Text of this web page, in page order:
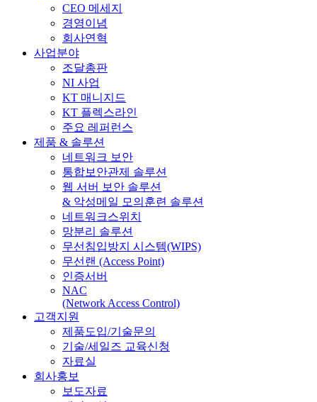
CEO 메세지
경영이념
회사연혁
사업분야
조달총판
NI 사업
KT 매니지드
KT 플렉스라인
주요 레퍼런스
제품 & 솔루션
네트워크 보안
통합보안관제 솔루션
웹 서버 보안 솔루션
& 악성메일 모의훈련 솔루션
네트워크스위치
망분리 솔루션
무선침입방지 시스템(WIPS)
무선랜 (Access Point)
인증서버
NAC
(Network Access Control)
고객지원
제품도입/기술문의
기술/세일즈 교육신청
자료실
회사홍보
보도자료